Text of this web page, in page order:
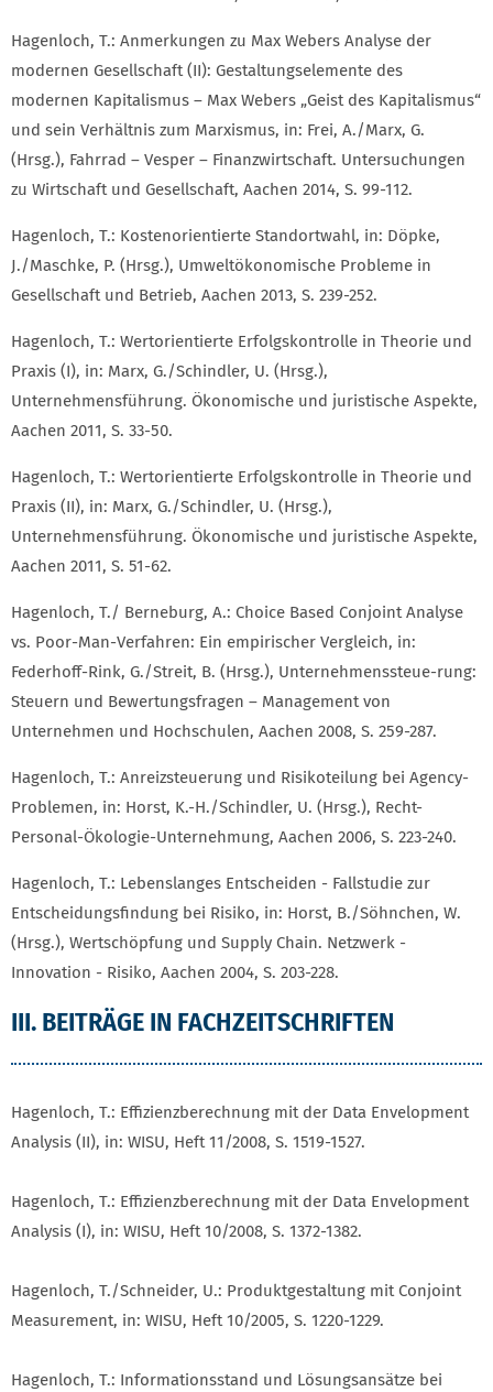
Hagenloch, T.: Anmerkungen zu Max Webers Analyse der
modernen Gesellschaft (II): Gestaltungselemente des
modernen Kapitalismus – Max Webers „Geist des Kapitalismus“
und sein Verhältnis zum Marxismus, in: Frei, A./Marx, G.
(Hrsg.), Fahrrad – Vesper – Finanzwirtschaft. Untersuchungen
zu Wirtschaft und Gesellschaft, Aachen 2014, S. 99-112.
Hagenloch, T.: Kostenorientierte Standortwahl, in: Döpke,
J./Maschke, P. (Hrsg.), Umweltökonomische Probleme in
Gesellschaft und Betrieb, Aachen 2013, S. 239-252.
Hagenloch, T.: Wertorientierte Erfolgskontrolle in Theorie und
Praxis (I), in: Marx, G./Schindler, U. (Hrsg.),
Unternehmensführung. Ökonomische und juristische Aspekte,
Aachen 2011, S. 33-50.
Hagenloch, T.: Wertorientierte Erfolgskontrolle in Theorie und
Praxis (II), in: Marx, G./Schindler, U. (Hrsg.),
Unternehmensführung. Ökonomische und juristische Aspekte,
Aachen 2011, S. 51-62.
Hagenloch, T./ Berneburg, A.: Choice Based Conjoint Analyse
vs. Poor-Man-Verfahren: Ein empirischer Vergleich, in:
Federhoff-Rink, G./Streit, B. (Hrsg.), Unternehmenssteue-rung:
Steuern und Bewertungsfragen – Management von
Unternehmen und Hochschulen, Aachen 2008, S. 259-287.
Hagenloch, T.: Anreizsteuerung und Risikoteilung bei Agency-
Problemen, in: Horst, K.-H./Schindler, U. (Hrsg.), Recht-
Personal-Ökologie-Unternehmung, Aachen 2006, S. 223-240.
Hagenloch, T.: Lebenslanges Entscheiden - Fallstudie zur
Entscheidungsfindung bei Risiko, in: Horst, B./Söhnchen, W.
(Hrsg.), Wertschöpfung und Supply Chain. Netzwerk -
Innovation - Risiko, Aachen 2004, S. 203-228.
III. BEITRÄGE IN FACHZEITSCHRIFTEN
Hagenloch, T.: Effizienzberechnung mit der Data Envelopment
Analysis (II), in: WISU, Heft 11/2008, S. 1519-1527.
Hagenloch, T.: Effizienzberechnung mit der Data Envelopment
Analysis (I), in: WISU, Heft 10/2008, S. 1372-1382.
Hagenloch, T./Schneider, U.: Produktgestaltung mit Conjoint
Measurement, in: WISU, Heft 10/2005, S. 1220-1229.
Hagenloch, T.: Informationsstand und Lösungsansätze bei